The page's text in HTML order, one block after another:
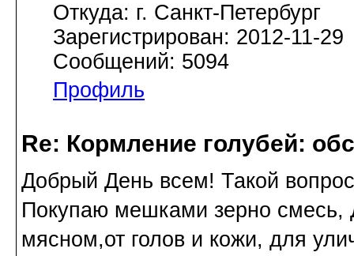
Откуда: г. Санкт-Петербург
Зарегистрирован: 2012-11-29
Сообщений: 5094
Профиль
Re: Кормление голубей:
Добрый День всем! Такой
Покупаю мешками зерно смесь,
мясном,от голов и кожи, для